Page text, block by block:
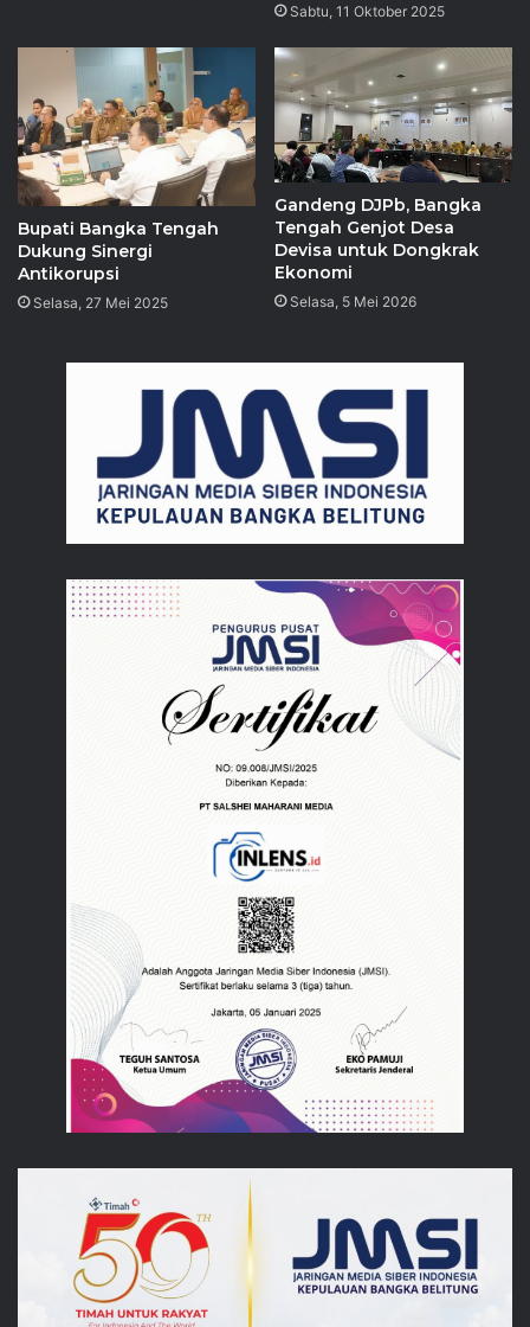
Sabtu, 11 Oktober 2025
Bupati Bangka Tengah
Dukung Sinergi
Antikorupsi
Selasa, 27 Mei 2025
Gandeng DJPb, Bangka
Tengah Genjot Desa
Devisa untuk Dongkrak
Ekonomi
Selasa, 5 Mei 2026